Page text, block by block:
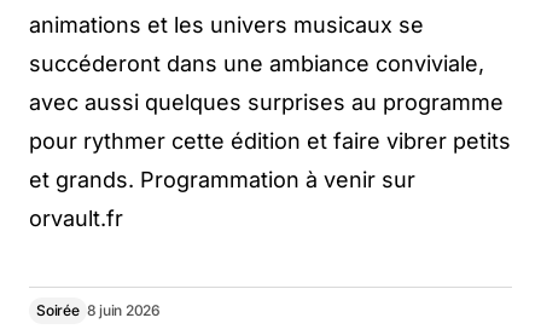
animations et les univers musicaux se
succéderont dans une ambiance conviviale,
avec aussi quelques surprises au programme
pour rythmer cette édition et faire vibrer petits
et grands. Programmation à venir sur
orvault.fr
Soirée 8 juin 2026